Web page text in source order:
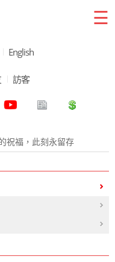
☰
English
訪客
祝福，此刻永留存